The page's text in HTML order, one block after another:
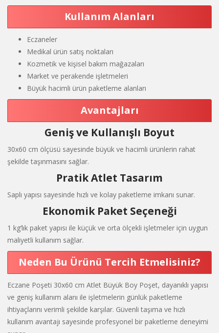
Kullanım Alanları
Eczaneler
Medikal ürün satış noktaları
Kozmetik ve kişisel bakım mağazaları
Market ve perakende işletmeleri
Büyük hacimli ürün paketleme alanları
Avantajları
Geniş ve Kullanışlı Boyut
30x60 cm ölçüsü sayesinde büyük ve hacimli ürünlerin rahat
şekilde taşınmasını sağlar.
Pratik Atlet Tasarım
Saplı yapısı sayesinde hızlı ve kolay paketleme imkanı sunar.
Ekonomik Paket Seçeneği
1 kg’lık paket yapısı ile küçük ve orta ölçekli işletmeler için uygun
maliyetli kullanım sağlar.
Neden Bu Ürünü Tercih Etmelisiniz?
Eczane Poşeti 30x60 cm Atlet Büyük Boy Poşet, dayanıklı yapısı
ve geniş kullanım alanı ile işletmelerin günlük paketleme
ihtiyaçlarını verimli şekilde karşılar. Güvenli taşıma ve hızlı
kullanım avantajı sayesinde profesyonel bir paketleme deneyimi